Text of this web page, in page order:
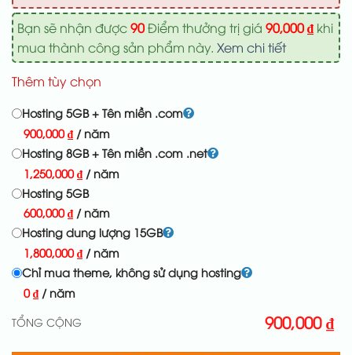
Bạn sẽ nhận được90Điểm thưởng trị giá 90,000₫khi
mua thành công sản phẩm này. Xem chi tiết
Thêm tùy chọn
Hosting 5GB + Tên miền .com
900,000₫ / năm
Hosting 8GB + Tên miền .com .net
1,250,000₫ / năm
Hosting 5GB
600,000₫ / năm
Hosting dung lượng 15GB
1,800,000₫ / năm
Chỉ mua theme, không sử dụng hosting
0₫ / năm
TỔNG CỘNG
900,000₫